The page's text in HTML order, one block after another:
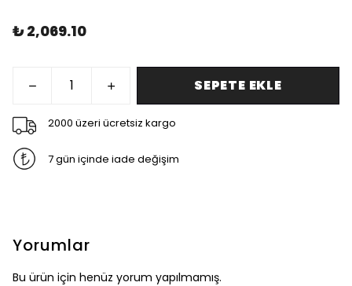
₺ 2,069.10
SEPETE EKLE
2000 üzeri ücretsiz kargo
7 gün içinde iade değişim
Yorumlar
Bu ürün için henüz yorum yapılmamış.